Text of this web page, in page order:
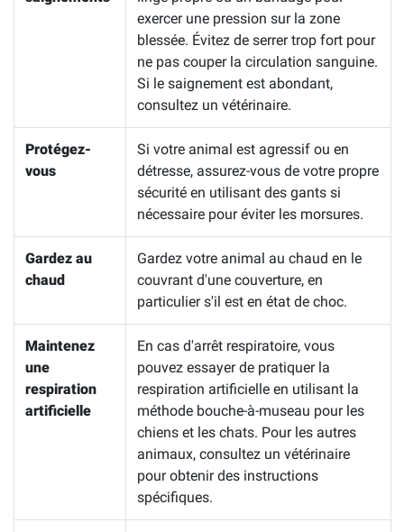
exercer une pression sur la zone
blessée. Évitez de serrer trop fort pour
ne pas couper la circulation sanguine.
Si le saignement est abondant,
consultez un vétérinaire.
Protégez-
vous
Si votre animal est agressif ou en
détresse, assurez-vous de votre propre
sécurité en utilisant des gants si
nécessaire pour éviter les morsures.
Gardez au
chaud
Gardez votre animal au chaud en le
couvrant d'une couverture, en
particulier s'il est en état de choc.
Maintenez
une
respiration
artificielle
En cas d'arrêt respiratoire, vous
pouvez essayer de pratiquer la
respiration artificielle en utilisant la
méthode bouche-à-museau pour les
chiens et les chats. Pour les autres
animaux, consultez un vétérinaire
pour obtenir des instructions
spécifiques.